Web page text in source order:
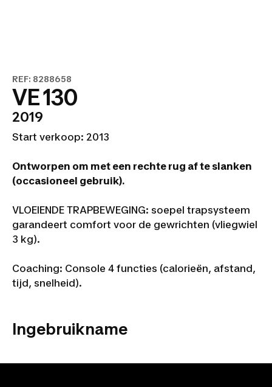
REF: 8288658
VE 130
2019
Start verkoop: 2013
Ontworpen om met een rechte rug af te slanken
(occasioneel gebruik).
VLOEIENDE TRAPBEWEGING: soepel trapsysteem
garandeert comfort voor de gewrichten (vliegwiel
3 kg).
Coaching: Console 4 functies (calorieën, afstand,
tijd, snelheid).
Ingebruikname